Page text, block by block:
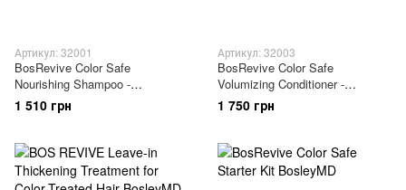
Артикул: 32001
BosRevive Color Safe
Nourishing Shampoo -
Питательный шампунь для
истонченных окрашенных
1 510 грн
Артикул: 32003
BosRevive Color Safe
Volumizing Conditioner -
Кондиционер для объема
истонченных окрашенных
1 750 грн